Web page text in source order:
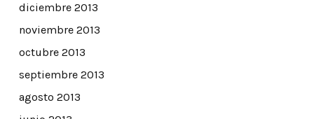
diciembre 2013
noviembre 2013
octubre 2013
septiembre 2013
agosto 2013